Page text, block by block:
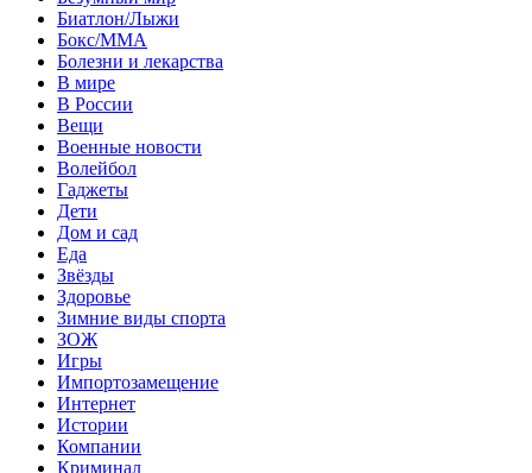
Биатлон/Лыжи
Бокс/MMA
Болезни и лекарства
В мире
В России
Вещи
Военные новости
Волейбол
Гаджеты
Дети
Дом и сад
Еда
Звёзды
Здоровье
Зимние виды спорта
ЗОЖ
Игры
Импортозамещение
Интернет
Истории
Компании
Криминал